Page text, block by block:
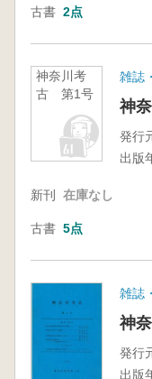
古書 2点
神奈川考
古 第1号
雑誌
神
発行
出版
新刊 在庫なし
古書 5点
雑誌
神
発行
出版